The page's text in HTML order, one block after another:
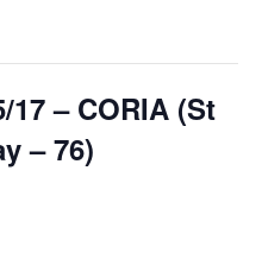
17 – CORIA (St
– 76)